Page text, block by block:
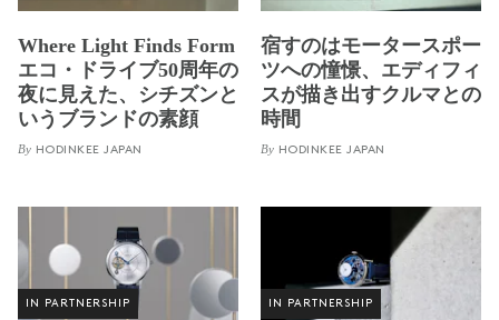
Where Light Finds Form
エコ・ドライブ50周年の
夜に見えた、シチズンと
いうブランドの素顔
By HODINKEE JAPAN
宿すのはモータースポー
ツへの憧憬、エディフィ
スが描き出すクルマとの
時間
By HODINKEE JAPAN
IN PARTNERSHIP IN PARTNERSHIP